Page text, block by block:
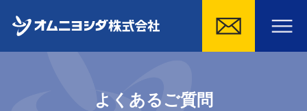
よくあるご質問